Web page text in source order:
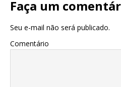
Faça um
Seu e-mail não será publicado.
Comentário